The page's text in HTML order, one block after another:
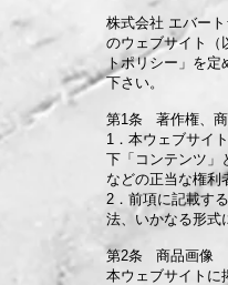
株式会社 エバー
のウェブサイト（
トポリシー」を
下さい。
第1条 著作権、商
1．本ウェブサイ
下「コンテンツ」
などの正当な権利
2．前項に記載す
法、いかなる形式
第2条 商品画像
本ウェブサイトに